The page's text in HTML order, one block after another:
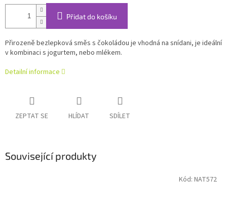
Přidat do košíku
Přirozeně bezlepková směs s čokoládou je vhodná na snídani, je ideální
v kombinaci s jogurtem, nebo mlékem.
Detailní informace
ZEPTAT SE HLÍDAT SDÍLET
Související produkty
Kód: NAT572